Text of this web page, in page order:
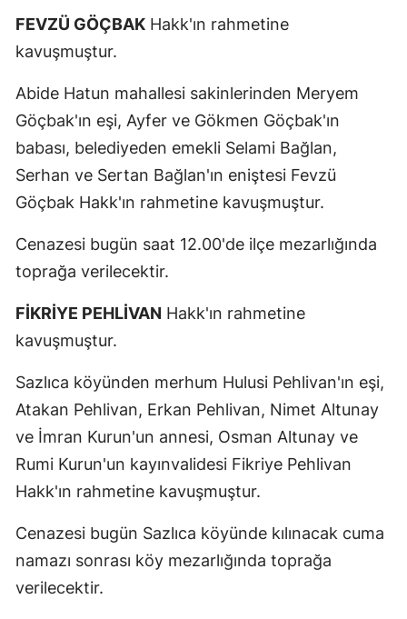
FEVZÜ GÖÇBAK Hakk'ın rahmetine
kavuşmuştur.
Abide Hatun mahallesi sakinlerinden Meryem
Göçbak'ın eşi, Ayfer ve Gökmen Göçbak'ın
babası, belediyeden emekli Selami Bağlan,
Serhan ve Sertan Bağlan'ın eniştesi Fevzü
Göçbak Hakk'ın rahmetine kavuşmuştur.
Cenazesi bugün saat 12.00'de ilçe mezarlığında
toprağa verilecektir.
FİKRİYE PEHLİVAN Hakk'ın rahmetine
kavuşmuştur.
Sazlıca köyünden merhum Hulusi Pehlivan'ın eşi,
Atakan Pehlivan, Erkan Pehlivan, Nimet Altunay
ve İmran Kurun'un annesi, Osman Altunay ve
Rumi Kurun'un kayınvalidesi Fikriye Pehlivan
Hakk'ın rahmetine kavuşmuştur.
Cenazesi bugün Sazlıca köyünde kılınacak cuma
namazı sonrası köy mezarlığında toprağa
verilecektir.